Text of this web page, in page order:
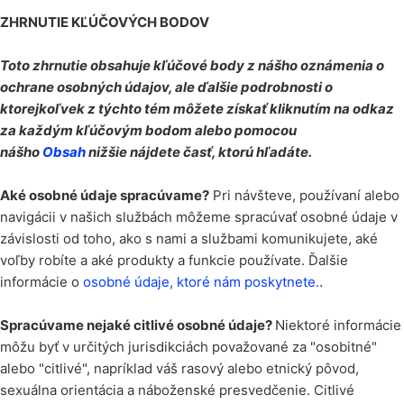
ZHRNUTIE KĽÚČOVÝCH BODOV
Toto zhrnutie obsahuje kľúčové body z nášho oznámenia o
ochrane osobných údajov, ale ďalšie podrobnosti o
ktorejkoľvek z týchto tém môžete získať kliknutím na odkaz
za každým kľúčovým bodom alebo pomocou
nášho Obsahnižšie nájdete časť, ktorú hľadáte.
Aké osobné údaje spracúvame? Pri návšteve, používaní alebo
navigácii v našich službách môžeme spracúvať osobné údaje v
závislosti od toho, ako s nami a službami komunikujete, aké
voľby robíte a aké produkty a funkcie používate. Ďalšie
informácie o osobné údaje, ktoré nám poskytnete..
Spracúvame nejaké citlivé osobné údaje? Niektoré informácie
môžu byť v určitých jurisdikciách považované za "osobitné"
alebo "citlivé", napríklad váš rasový alebo etnický pôvod,
sexuálna orientácia a náboženské presvedčenie. Citlivé